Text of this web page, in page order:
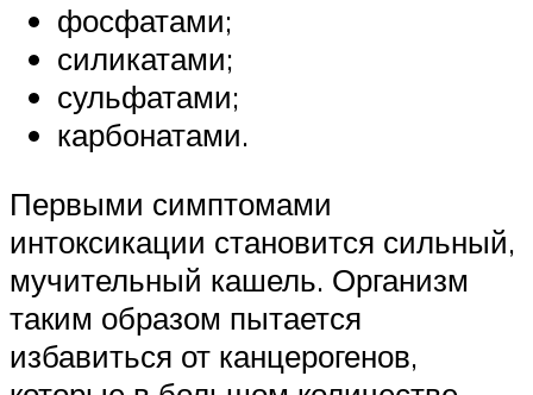
фосфатами;
силикатами;
сульфатами;
карбонатами.
Первыми симптомами
интоксикации становится сильный,
мучительный кашель. Организм
таким образом пытается
избавиться от канцерогенов,